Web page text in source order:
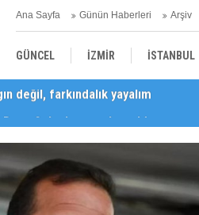
Ana Sayfa Günün Haberleri Arşiv
GÜNCEL İZMİR İSTANBUL
YEREL SAĞLIK
Selçuk saygıyla anıldı